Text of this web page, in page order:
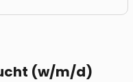
(w/m/d)